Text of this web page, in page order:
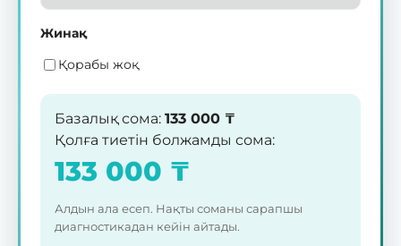
Жинақ
Қорабы жоқ
Базалық сома: 133 000 ₸
Қолға тиетін болжамды сома:
133 000 ₸
Алдын ала есеп. Нақты соманы сарапшы
диагностикадан кейін айтады.